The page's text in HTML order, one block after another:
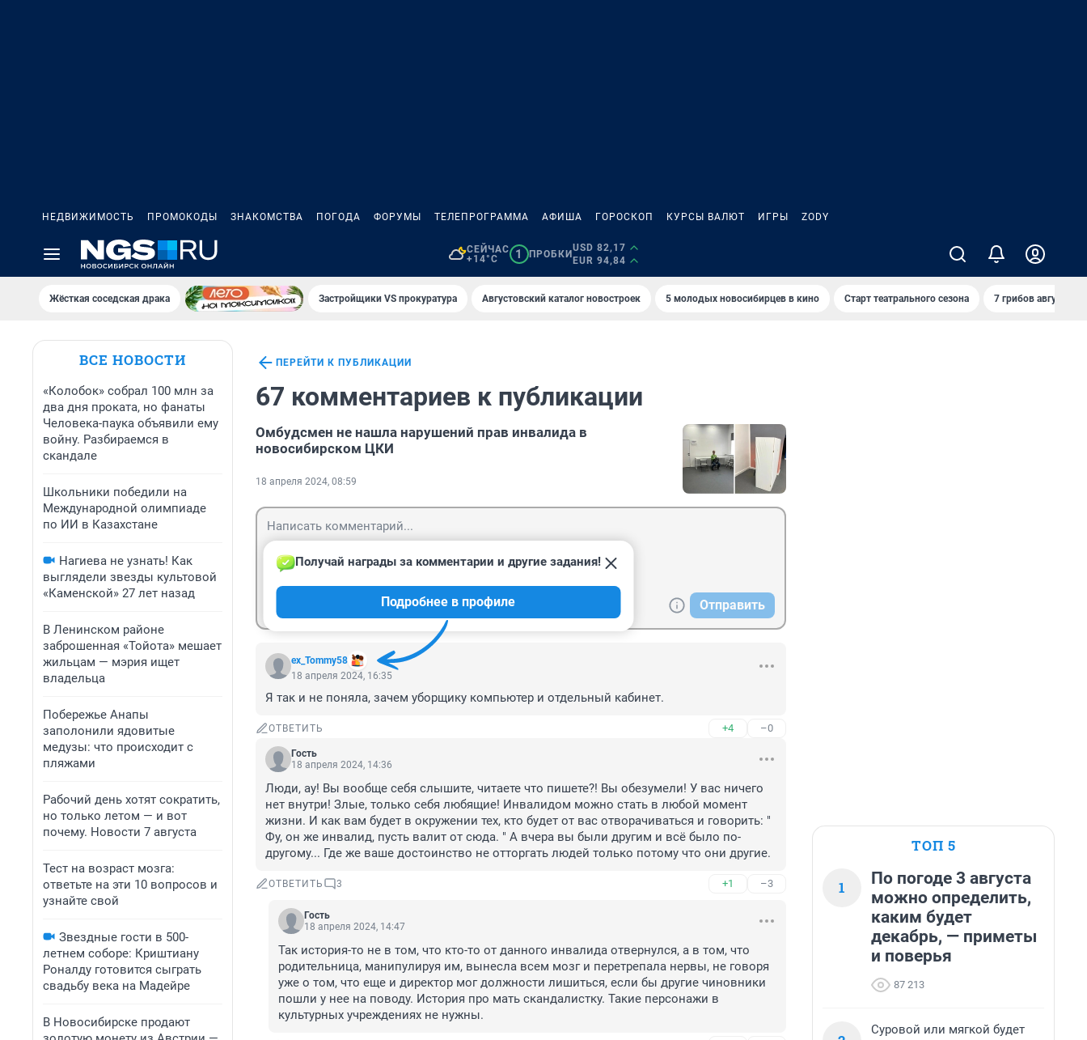
НЕДВИЖИМОСТЬ ПРОМОКОДЫ ЗНАКОМСТВА ПОГОДА ФОРУМЫ ТЕЛЕПРОГРАММА АФИША ГОРОСКОП КУРСЫ ВАЛЮТ ИГРЫ ZODY
СЕЙЧАС
+14°C
1 ПРОБКИ
USD 82,17
EUR 94,84
Жёсткая соседская драка Застройщики VS прокуратура Августовский каталог новостроек 5 молодых новосибирцев в кино Старт театрального сезона 7 грибов августа
ВСЕ НОВОСТИ
«Колобок» собрал 100 млн за
два дня проката, но фанаты
Человека-паука объявили ему
войну. Разбираемся в
скандале
Школьники победили на
Международной олимпиаде
по ИИ в Казахстане
Нагиева не узнать! Как
выглядели звезды культовой
«Каменской» 27 лет назад
В Ленинском районе
заброшенная «Тойота» мешает
жильцам — мэрия ищет
владельца
Побережье Анапы
заполонили ядовитые
медузы: что происходит с
пляжами
Рабочий день хотят сократить,
но только летом — и вот
почему. Новости 7 августа
Тест на возраст мозга:
ответьте на эти 10 вопросов и
узнайте свой
Звездные гости в 500-
летнем соборе: Криштиану
Роналду готовится сыграть
свадьбу века на Мадейре
В Новосибирске продают
ПЕРЕЙТИ К ПУБЛИКАЦИИ
67 комментариев к публикации
Омбудсмен не нашла нарушений прав инвалида в
новосибирском ЦКИ
18 апреля 2024, 08:59
Отправить
ex_Tommy58
Получай награды за комментарии и другие задания!
Подробнее в профиле
18 апреля 2024, 16:35
Я так и не поняла, зачем уборщику компьютер и отдельный кабинет.
ОТВЕТИТЬ +4 –0
Гость
18 апреля 2024, 14:36
Люди, ау! Вы вообще себя слышите, читаете что пишете?! Вы обезумели! У вас ничего
нет внутри! Злые, только себя любящие! Инвалидом можно стать в любой момент
жизни. И как вам будет в окружении тех, кто будет от вас отворачиваться и говорить: "
Фу, он же инвалид, пусть валит от сюда. " А вчера вы были другим и всё было по-
другому... Где же ваше достоинство не отторгать людей только потому что они другие.
ОТВЕТИТЬ 3 +1 –3
Гость
18 апреля 2024, 14:47
Так история-то не в том, что кто-то от данного инвалида отвернулся, а в том, что
родительница, манипулируя им, вынесла всем мозг и перетрепала нервы, не говоря
уже о том, что еще и директор мог должности лишиться, если бы другие чиновники
пошли у нее на поводу. История про мать скандалистку. Такие персонажи в
культурных учреждениях не нужны.
ТОП 5
1
По погоде 3 августа
можно определить,
каким будет
декабрь, — приметы
и поверья
87 213
Суровой или мягкой будет